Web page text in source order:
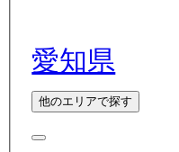
愛知県
他のエリアで探す